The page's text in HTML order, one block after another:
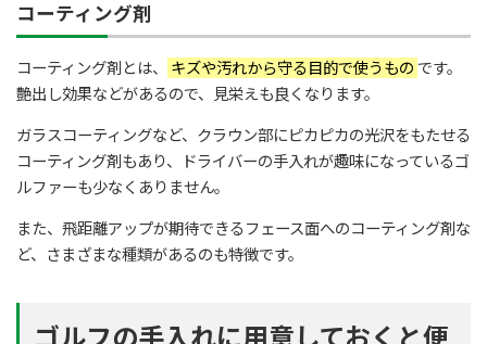
コーティング剤
コーティング剤とは、 キズや汚れから守る目的で使うもの です。
艶出し効果などがあるので、見栄えも良くなります。
ガラスコーティングなど、クラウン部にピカピカの光沢をもたせる
コーティング剤もあり、ドライバーの手入れが趣味になっているゴ
ルファーも少なくありません。
また、飛距離アップが期待できるフェース面へのコーティング剤な
ど、さまざまな種類があるのも特徴です。
ゴルフの手入れに用意しておくと便